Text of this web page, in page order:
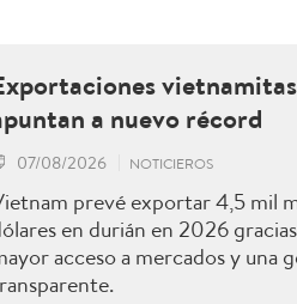
a nuevo récord
07/08/2026 NOTICIEROS
prevé exportar 4,5 mil
en durián en 2026
acceso a mercados y una